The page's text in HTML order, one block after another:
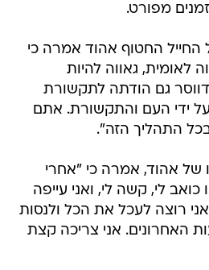
מפורט.
החייל החטוף אהוד אמרה כי
לאומית, גאווה להיות
גם הודתה לתקשורת
ידי העם והתקשורת. אתם
התהליך הזה".
של אהוד, אמרה כי "אחרי
לי, קשה לי, ואני עייפה
רוצה לעכל את הכל ולנסות
האחרונים. אני צריכה קצת